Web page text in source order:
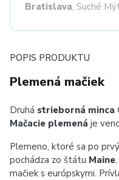
Bratislava, Suché
POPIS PRODUKTU
Plemená mačiek
Druhá strieborná minca
Mačacie plemená je
Plemeno, ktoré sa po
pochádza zo štátu Maine
mačiek s európskymi.